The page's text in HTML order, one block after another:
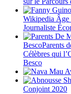
Wikipedia Âge
Journaliste
BescoParents
Célèbres qui
Besco
Conjoint 2020